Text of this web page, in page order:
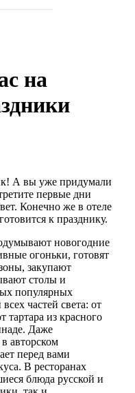
на
А вы уже придумали
первые дни
Конечно же в отеле
к празднику.
новогодние
огоньки, готовят
закупают
столы и
популярных
частей света: от
из красного
Даже
авторском
перед вами
В ресторанах
блюда русской и